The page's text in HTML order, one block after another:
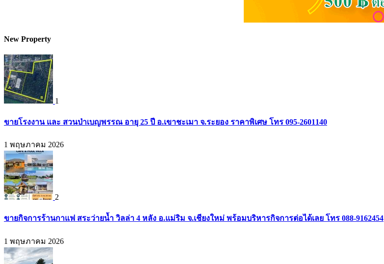
New Property
1
ขายโรงงาน และ สวนป่าเบญพรรณ อายุ 25 ปี อ.เขาชะเมา จ.ระยอง ราคาพิเศษ โทร 095-2601140
1 พฤษภาคม 2026
2
ขายกิจการร้านกาแฟ สระว่ายน้ำ วิลล่า 4 หลัง อ.แม่ริม จ.เชียงใหม่ พร้อมบริหารกิจการต่อได้เลย โทร 088-9162454
1 พฤษภาคม 2026